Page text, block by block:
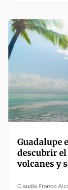
Guadalupe
descubrir el
volcanes y
Claudia Franco